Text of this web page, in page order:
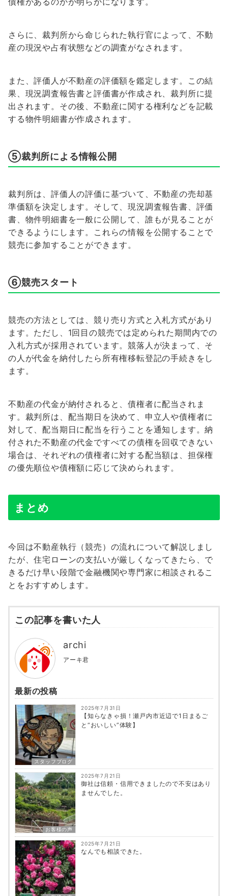
さらに、裁判所から命じられた執行官によって、不動
産の現況や占有状態などの調査がなされます。
また、評価人が不動産の評価額を鑑定します。この結
果、現況調査報告書と評価書が作成され、裁判所に提
出されます。その後、不動産に関する権利などを記載
する物件明細書が作成されます。
⑤裁判所による情報公開
裁判所は、評価人の評価に基づいて、不動産の売却基
準価額を決定します。そして、現況調査報告書、評価
書、物件明細書を一般に公開して、誰もが見ることが
できるようにします。これらの情報を公開することで
競売に参加することができます。
⑥競売スタート
競売の方法としては、競り売り方式と入札方式があり
ます。ただし、1回目の競売では定められた期間内での
入札方式が採用されています。競落人が決まって、そ
の人が代金を納付したら所有権移転登記の手続きをし
ます。
不動産の代金が納付されると、債権者に配当されま
す。裁判所は、配当期日を決めて、申立人や債権者に
対して、配当期日に配当を行うことを通知します。納
付された不動産の代金ですべての債権を回収できない
場合は、それぞれの債権者に対する配当額は、担保権
の優先順位や債権額に応じて決められます。
まとめ
今回は不動産執行（競売）の流れについて解説しまし
たが、住宅ローンの支払いが厳しくなってきたら、で
きるだけ早い段階で金融機関や専門家に相談されるこ
とをおすすめします。
この記事を書いた人
archi
アーキ君
最新の投稿
スタッフブログ
2025年7月31日
【知らなきゃ損！瀬戸内市近辺で1日まるご
と“おいしい”体験】
お客様の声
2025年7月21日
御社は信頼・信用できましたので不安はあり
ませんでした。
2025年7月21日
なんでも相談できた。